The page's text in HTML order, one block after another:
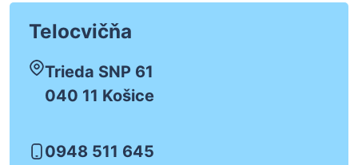
Telocvičňa
Trieda SNP 61
040 11 Košice
0948 511 645